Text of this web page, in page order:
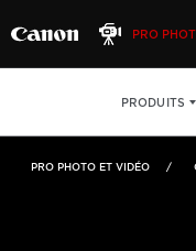
PRO
PRODUITS
KJ22ex7.6B
PRO PHOTO ET VIDÉO